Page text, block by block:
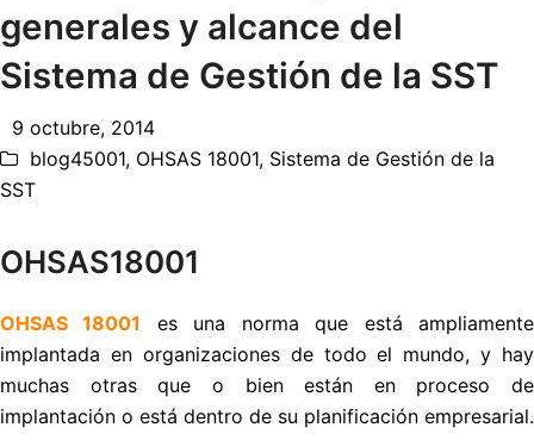
generales y alcance del
Sistema de Gestión de la SST
9 octubre, 2014
blog45001, OHSAS 18001, Sistema de Gestión de la
SST
OHSAS18001
OHSAS 18001
es una norma que está ampliamente
implantada en organizaciones de todo el mundo, y hay
muchas otras que o bien están en proceso de
implantación o está dentro de su planificación empresarial.